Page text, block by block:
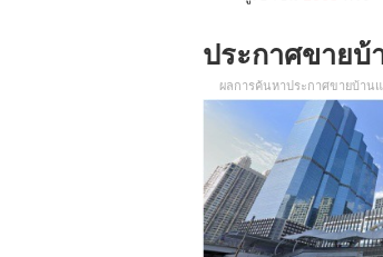
ประกาศขายบ้
ผลการค้นหาประกาศขายบ้าน